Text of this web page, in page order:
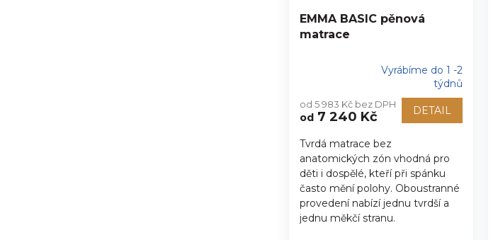
EMMA BASIC pěnová
matrace
produktu
je
z
5
hvězdiček.
Vyrábíme do 1 -2
týdnů
od 5 983 Kč bez DPH
od 7 240 Kč DETAIL
Tvrdá matrace bez
anatomických zón vhodná pro
děti i dospělé, kteří při spánku
často mění polohy. Oboustranné
provedení nabízí jednu tvrdší a
jednu měkčí stranu.